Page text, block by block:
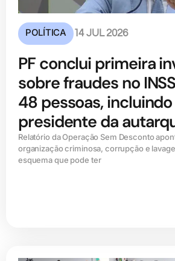
POLÍTICA 14 JUL 2026
PF conclui primeira
sobre fraudes no
48 pessoas,
presidente da
Relatório da Operação Sem Desconto
organização criminosa, corrupção e
esquema que pode ter